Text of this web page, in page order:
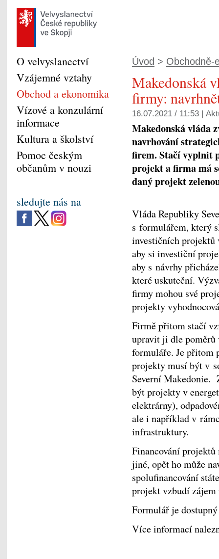
Úvod > Obchodně-
Makedonská
firmy:
16.07.2021 / 11:53 |
Makedonská vláda
navrhování
firem. Stačí vyplnit
projekt a firma má
daný projekt
Vláda Republiky
s formulářem, který
investičních projektů
aby si investiční
aby s návrhy
které uskuteční.
firmy mohou své
projekty
Firmě přitom stačí
upravit ji dle
formuláře. Je přitom
projekty musí být v
Severní Makedonie.
být projekty v
elektrárny),
ale i například v
infrastruktury.
Financování
jiné, opět ho může
spolufinancování
projekt vzbudí zájem
Formulář je
Více informací
O velvyslanectví
Vzájemné vztahy
Obchod a ekonomika
Vízové a konzulární
informace
Kultura a školství
Pomoc českým
občanům v nouzi
sledujte nás na